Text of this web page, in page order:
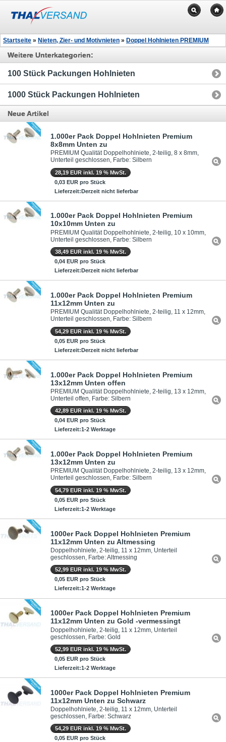
Startseite » Nieten, Zier- und Motivnieten » Doppel Hohlnieten PREMIUM
Weitere Unterkategorien:
100 Stück Packungen Hohlnieten
1000 Stück Packungen Hohlnieten
Neue Artikel
1.000er Pack Doppel Hohlnieten Premium
8x8mm Unten zu
PREMIUM Qualität Doppelhohlniete, 2-teilig, 8 x 8mm,
Unterteil geschlossen, Farbe: Silbern
28,19 EUR inkl. 19 % MwSt.
0,03 EUR pro Stück
Lieferzeit:Derzeit nicht lieferbar
1.000er Pack Doppel Hohlnieten Premium
10x10mm Unten zu
PREMIUM Qualität Doppelhohlniete, 2-teilig, 10 x 10mm,
Unterteil geschlossen, Farbe: Silbern
38,49 EUR inkl. 19 % MwSt.
0,04 EUR pro Stück
Lieferzeit:Derzeit nicht lieferbar
1.000er Pack Doppel Hohlnieten Premium
11x12mm Unten zu
PREMIUM Qualität Doppelhohlniete, 2-teilig, 11 x 12mm,
Unterteil geschlossen, Farbe: Silbern
54,29 EUR inkl. 19 % MwSt.
0,05 EUR pro Stück
Lieferzeit:Derzeit nicht lieferbar
1.000er Pack Doppel Hohlnieten Premium
13x12mm Unten offen
PREMIUM Qualität Doppelhohlniete, 2-teilig, 13 x 12mm,
Unterteil offen, Farbe: Silbern
42,89 EUR inkl. 19 % MwSt.
0,04 EUR pro Stück
Lieferzeit:1-2 Werktage
1.000er Pack Doppel Hohlnieten Premium
13x12mm Unten zu
PREMIUM Qualität Doppelhohlniete, 2-teilig, 13 x 12mm,
Unterteil geschlossen, Farbe: Silbern
54,79 EUR inkl. 19 % MwSt.
0,05 EUR pro Stück
Lieferzeit:1-2 Werktage
1000er Pack Doppel Hohlnieten Premium
11x12mm Unten zu Altmessing
Doppelhohlniete, 2-teilig, 11 x 12mm, Unterteil
geschlossen, Farbe: Altmessing
52,99 EUR inkl. 19 % MwSt.
0,05 EUR pro Stück
Lieferzeit:1-2 Werktage
1000er Pack Doppel Hohlnieten Premium
11x12mm Unten zu Gold -vermessingt
Doppelhohlniete, 2-teilig, 11 x 12mm, Unterteil
geschlossen, Farbe: Gold
52,99 EUR inkl. 19 % MwSt.
0,05 EUR pro Stück
Lieferzeit:1-2 Werktage
1000er Pack Doppel Hohlnieten Premium
11x12mm Unten zu Schwarz
Doppelhohlniete, 2-teilig, 11 x 12mm, Unterteil
geschlossen, Farbe: Schwarz
54,29 EUR inkl. 19 % MwSt.
0,05 EUR pro Stück